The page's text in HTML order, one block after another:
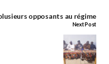
opposants au régime
Next Post